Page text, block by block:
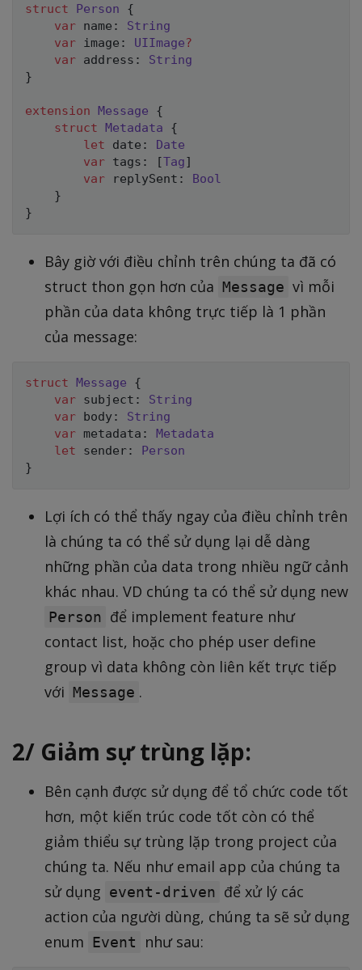
struct Person
{
var name :
String
var image : UIImage?
var address :
String
}
extension Message
{
struct Metadata
{
let date :
Date
var tags : [Tag]
var replySent :
Bool
}
}
Bây giờ với điều chỉnh trên chúng ta đã có
struct thon gọn hơn của Message vì mỗi
phần của data không trực tiếp là 1 phần
của message:
struct Message
{
var subject :
String
var body:
String
var metadata :
Metadata
let sender:
Person
}
Lợi ích có thể thấy ngay của điều chỉnh trên
là chúng ta có thể sử dụng lại dễ dàng
những phần của data trong nhiều ngữ cảnh
khác nhau. VD chúng ta có thể sử dụng new
Person để implement feature như
contact list, hoặc cho phép user define
group vì data không còn liên kết trực tiếp
với Message .
2/ Giảm sự trùng lặp:
Bên cạnh được sử dụng để tổ chức code tốt
hơn, một kiến trúc code tốt còn có thể
giảm thiểu sự trùng lặp trong project của
chúng ta. Nếu như email app của chúng ta
sử dụng event-driven để xử lý các
action của người dùng, chúng ta sẽ sử dụng
enum Event như sau: